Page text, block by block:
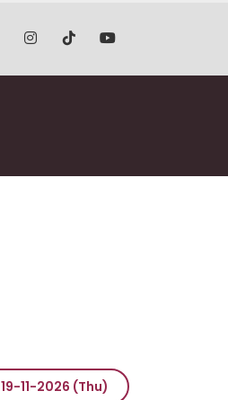
19-11-2026 (Thu)